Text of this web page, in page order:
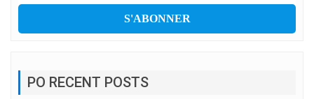
PO RECENT POSTS